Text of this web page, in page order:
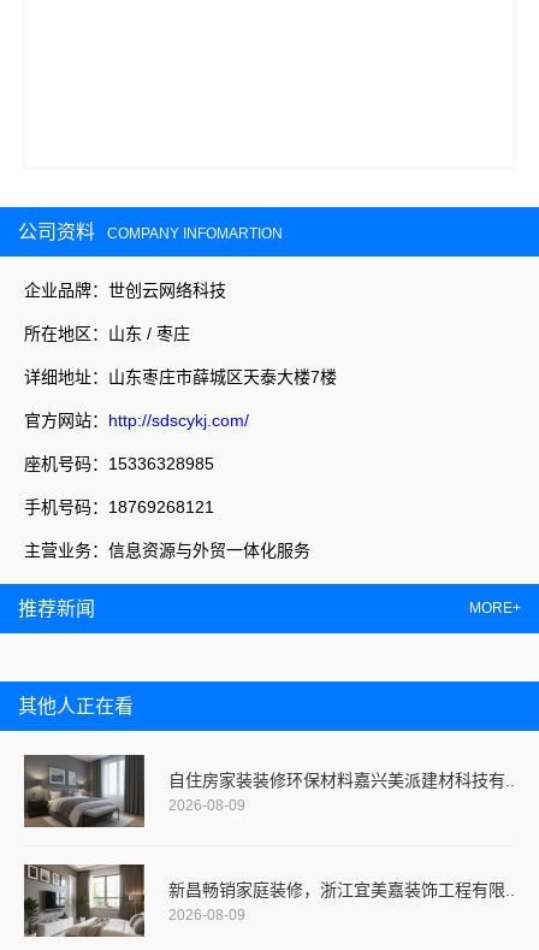
公司资料 COMPANY INFOMARTION
企业品牌：世创云网络科技
所在地区：山东 / 枣庄
详细地址：山东枣庄市薛城区天泰大楼7楼
官方网站： http://sdscykj.com/
座机号码：15336328985
手机号码：18769268121
主营业务：信息资源与外贸一体化服务
推荐新闻 MORE+
其他人正在看
自住房家装装修环保材料嘉兴美派建材科技有..
2026-08-09
新昌畅销家庭装修，浙江宜美嘉装饰工程有限..
2026-08-09